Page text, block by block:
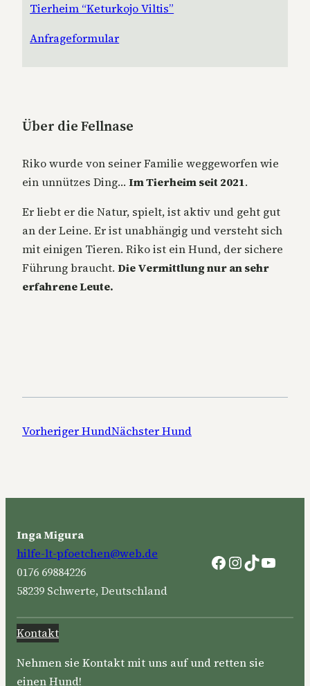
Tierheim “Keturkojo Viltis”
Anfrageformular
Über die Fellnase
Riko wurde von seiner Familie weggeworfen wie
ein unnützes Ding… Im Tierheim seit 2021.
Er liebt er die Natur, spielt, ist aktiv und geht gut
an der Leine. Er ist unabhängig und versteht sich
mit einigen Tieren. Riko ist ein Hund, der sichere
Führung braucht. Die Vermittlung nur an sehr
erfahrene Leute.
Vorheriger HundNächster Hund
Inga Migura
hilfe-lt-pfoetchen@web.de
0176 69884226
58239 Schwerte, Deutschland
Facebook
Instagram
TikTok
Kontakt
Nehmen sie Kontakt mit uns auf und retten sie
einen Hund!